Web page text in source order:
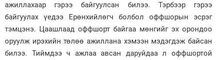
ажиллахаар гэрээ байгуулсан билээ. Тэрбээр гэрээ
байгуулах үедээ Ерөнхийлөгч болбол оффшорын эсрэг
тэмцэнэ. Цаашлаад оффшорт байгаа мөнгийг эх орондоо
оруулж ирэхийн төлөө ажиллана хэмээн мэдэгдэж байсан
билээ. Тиймдээ ч ажлаа авсан даруйдаа л оффшортой